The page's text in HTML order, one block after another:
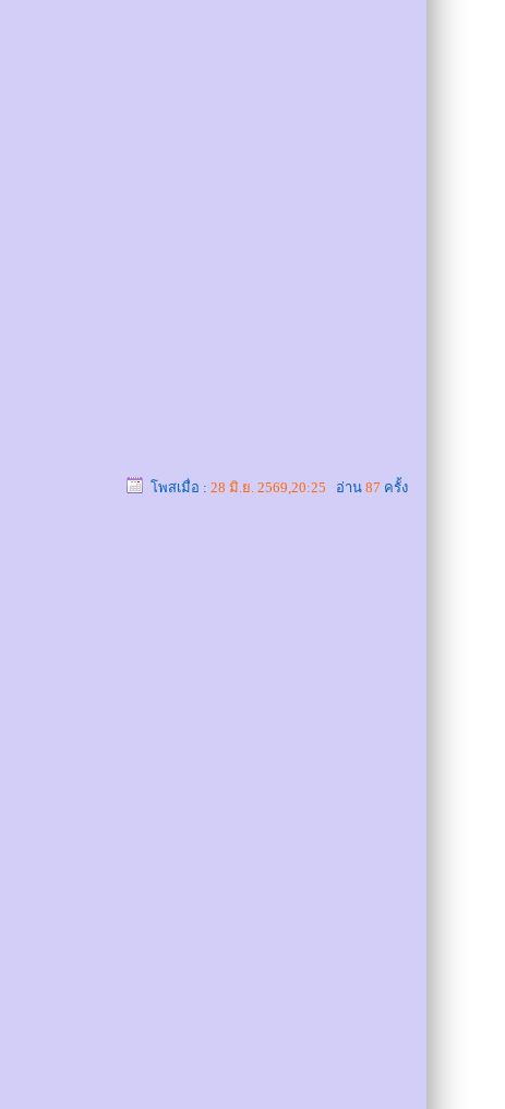
โพสเมื่อ : 28 มิ.ย. 2569,20:25 อ่าน 87 ครั้ง